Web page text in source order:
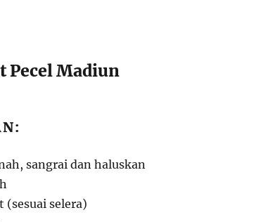
Pecel Madiun
sangrai dan haluskan
(sesuai selera)